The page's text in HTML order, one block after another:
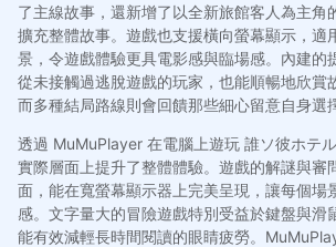
了主線故事，還新增了以全新旅館客人為主角
擴充整體故事。遊戲也支援橫向螢幕顯示，適
景，令遊戲體驗更具電影感與臨場感。內建的
從未接觸過逃脫遊戲的玩家，也能順暢地欣賞
而多種結局路線則會回饋那些細心留意自身選
透過 MuMuPlayer 在電腦上遊玩 誰ソ彼ホテ
實際層面上提升了整體體驗。遊戲的解謎與審
面，能在寬螢幕顯示器上完美呈現，讓每個場
感。文字量大的冒險遊戲特別受益於鍵盤與滑
能有效減輕長時間閱讀的眼睛疲勞。